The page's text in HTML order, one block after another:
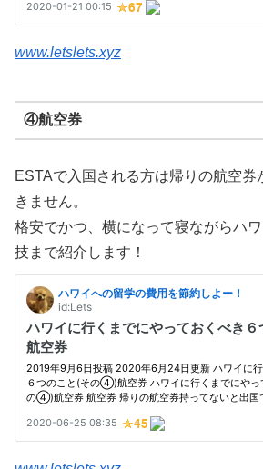
www.letslets.xyz
④航空券
ESTAで入国される方は帰りの航空券
きません。
格安でかつ、横になって寝ながらハ
技まで紹介します！